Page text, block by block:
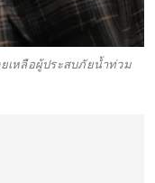
เหลือผู้ประสบภัยน้ำท่วม